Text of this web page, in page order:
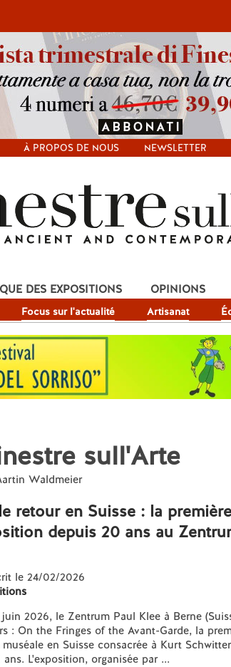
À PROPOS DE NOUS NEWSLETTER
Focus sur l'actualité Artisanat
DES EXPOSITIONS OPINIONS
sull'Arte
Waldmeier
retour en Suisse : la première
depuis 20 ans au
le 24/02/2026
2026, le Zentrum Paul Klee à Berne
: On the Fringes of the Avant-Garde, la
en Suisse consacrée à Kurt
L'exposition, organisée par ...